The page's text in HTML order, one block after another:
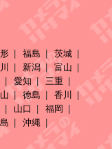
福島
茨城
新潟
富山
愛知
三重
徳島
香川
山口
福岡
沖縄